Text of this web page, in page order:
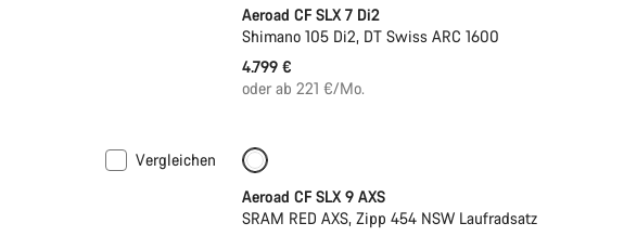
Aeroad CF SLX 7 Di2
Shimano 105 Di2, DT Swiss ARC 1600
4.799 €
oder ab 221 €/Mo.
Vergleichen
Aeroad CF SLX 9 AXS
SRAM RED AXS, Zipp 454 NSW Laufradsatz